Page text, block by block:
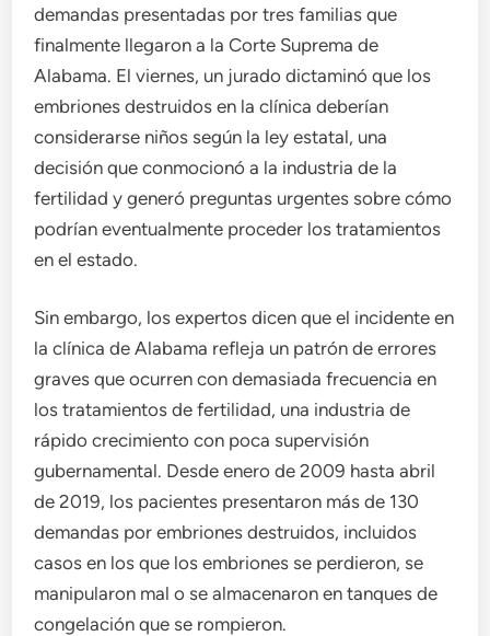
demandas presentadas por tres familias que
finalmente llegaron a la Corte Suprema de
Alabama. El viernes, un jurado dictaminó que los
embriones destruidos en la clínica deberían
considerarse niños según la ley estatal, una
decisión que conmocionó a la industria de la
fertilidad y generó preguntas urgentes sobre cómo
podrían eventualmente proceder los tratamientos
en el estado.
Sin embargo, los expertos dicen que el incidente en
la clínica de Alabama refleja un patrón de errores
graves que ocurren con demasiada frecuencia en
los tratamientos de fertilidad, una industria de
rápido crecimiento con poca supervisión
gubernamental. Desde enero de 2009 hasta abril
de 2019, los pacientes presentaron más de 130
demandas por embriones destruidos, incluidos
casos en los que los embriones se perdieron, se
manipularon mal o se almacenaron en tanques de
congelación que se rompieron.